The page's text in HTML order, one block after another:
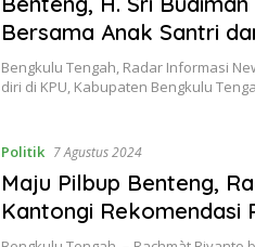
Bersama Anak Santri
Bengkulu Tengah, Radar Informasi
diri di KPU, Kabupaten Bengkulu
Politik 7 Agustus 2024
Maju Pilbup Benteng,
Kantongi Rekomendasi